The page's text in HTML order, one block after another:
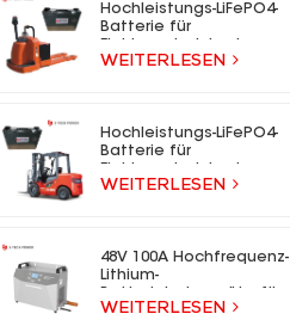
Hochleistungs-LiFePO4-
Batterie für
WEITERLESEN
Hochleistungs-LiFePO4-
Batterie für
WEITERLESEN
48V 100A Hochfrequenz-
Lithium-
Gabelstapler
WEITERLESEN